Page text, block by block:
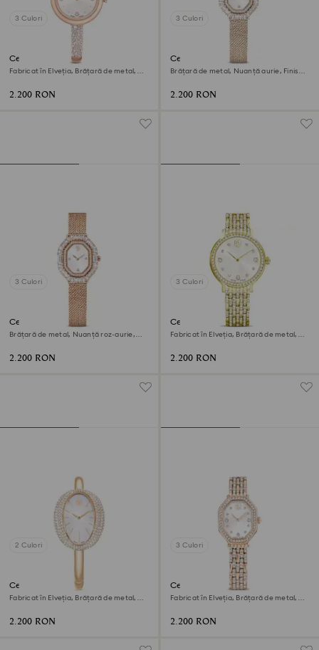
3 Culori
Ceas Sublima bangle
Fabricat în Elveția, Brățară de metal,
2.200 RON
3 Culori
Ceas Matrix octagon
Brățară de metal, Nuanță aurie, Finisaj
2.200 RON
3 Culori
Ceas Matrix octagon
Brățară de metal, Nuanță roz-aurie,
2.200 RON
3 Culori
Ceas Imber
Fabricat în Elveția, Brățară de metal,
2.200 RON
2 Culori
Ceas Imber bangle
Fabricat în Elveția, Brățară de metal,
2.200 RON
3 Culori
Ceas Dextera octagon
Fabricat în Elveția, Brățară de metal,
2.200 RON